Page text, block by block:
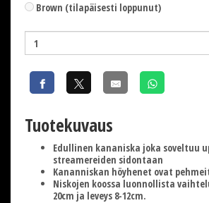
Brown (tilapäisesti loppunut)
Tuotekuvaus
Edullinen kananiska joka soveltuu
streamereiden sidontaan
Kananniskan höyhenet ovat
Niskojen koossa luonnollista
20cm ja leveys 8-12cm.